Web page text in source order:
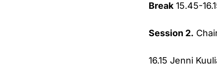
Break 15.45-
Session 2.
16.15 Jenni